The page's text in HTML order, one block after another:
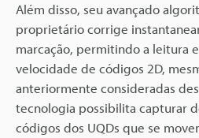
Além disso, seu avançado
proprietário corrige
marcação, permitindo a leitura
velocidade de códigos 2D,
anteriormente consideradas
tecnologia possibilita capturar
códigos dos UQDs que se